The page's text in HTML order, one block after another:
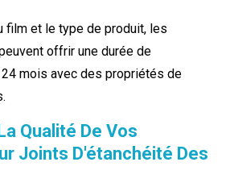
film et le type de produit, les
offrir une durée de
mois avec des propriétés de
Qualité De Vos
Joints D'étanchéité Des